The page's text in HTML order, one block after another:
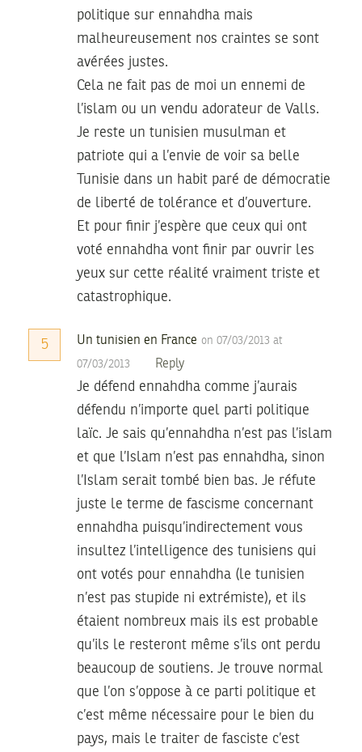
politique sur ennahdha mais
malheureusement nos craintes se sont
avérées justes.
Cela ne fait pas de moi un ennemi de
l’islam ou un vendu adorateur de Valls.
Je reste un tunisien musulman et
patriote qui a l’envie de voir sa belle
Tunisie dans un habit paré de démocratie
de liberté de tolérance et d’ouverture.
Et pour finir j’espère que ceux qui ont
voté ennahdha vont finir par ouvrir les
yeux sur cette réalité vraiment triste et
catastrophique.
5 Un tunisien en France on 07/03/2013 at
07/03/2013 Reply
Je défend ennahdha comme j’aurais
défendu n’importe quel parti politique
laïc. Je sais qu’ennahdha n’est pas l’islam
et que l’Islam n’est pas ennahdha, sinon
l’Islam serait tombé bien bas. Je réfute
juste le terme de fascisme concernant
ennahdha puisqu’indirectement vous
insultez l’intelligence des tunisiens qui
ont votés pour ennahdha (le tunisien
n’est pas stupide ni extrémiste), et ils
étaient nombreux mais ils est probable
qu’ils le resteront même s’ils ont perdu
beaucoup de soutiens. Je trouve normal
que l’on s’oppose à ce parti politique et
c’est même nécessaire pour le bien du
pays, mais le traiter de fasciste c’est